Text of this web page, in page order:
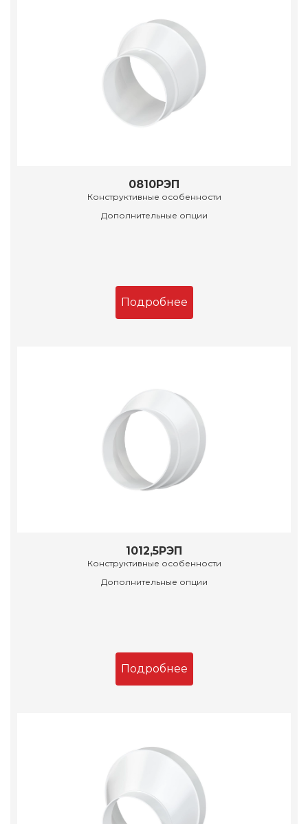
0810РЭП
Конструктивные особенности
Дополнительные опции
Подробнее
1012,5РЭП
Конструктивные особенности
Дополнительные опции
Подробнее